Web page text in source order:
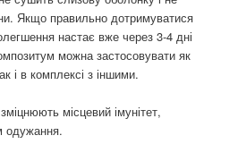
Якщо правильно дотримуватися
настає вже через 3-4 дні
можна застосовувати як
і в комплексі з іншими.
місцевий імунітет,
одужання.